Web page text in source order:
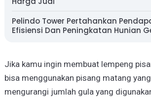
Pelindo Tower Pertahankan
Efisiensi Dan Peningkatan Hunian
Jika kamu ingin membuat lempeng
bisa menggunakan pisang matang
mengurangi jumlah gula yang